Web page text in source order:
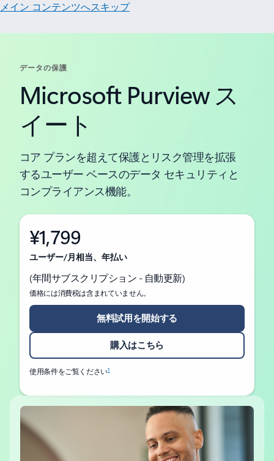
メイン コンテンツへスキップ
データの保護
Microsoft Purview ス
イート
コア プランを超えて保護とリスク管理を拡張
するユーザー ベースのデータ セキュリティと
コンプライアンス機能。
¥1,799
ユーザー/月相当、年払い
(年間サブスクリプション - 自動更新)
価格には消費税は含まれていません。
無料試用を開始する
購入はこちら
使用条件をご覧ください1